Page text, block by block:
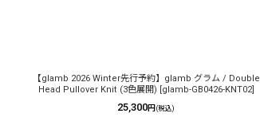
【glamb 2026 Winter先行予約】glamb グラム / Double
Head Pullover Knit (3色展開) [glamb-GB0426-KNT02]
25,300円 (税込)